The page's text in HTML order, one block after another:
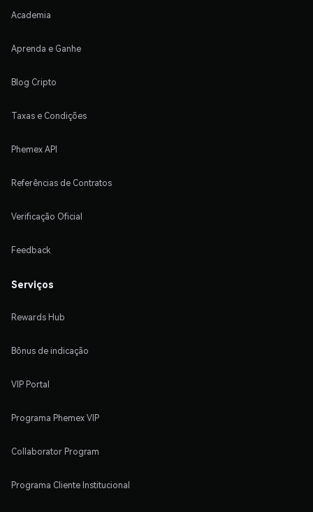
Academia
Aprenda e Ganhe
Blog Cripto
Taxas e Condições
Phemex API
Referências de Contratos
Verificação Oficial
Feedback
Serviços
Rewards Hub
Bônus de indicação
VIP Portal
Programa Phemex VIP
Collaborator Program
Programa Cliente Institucional